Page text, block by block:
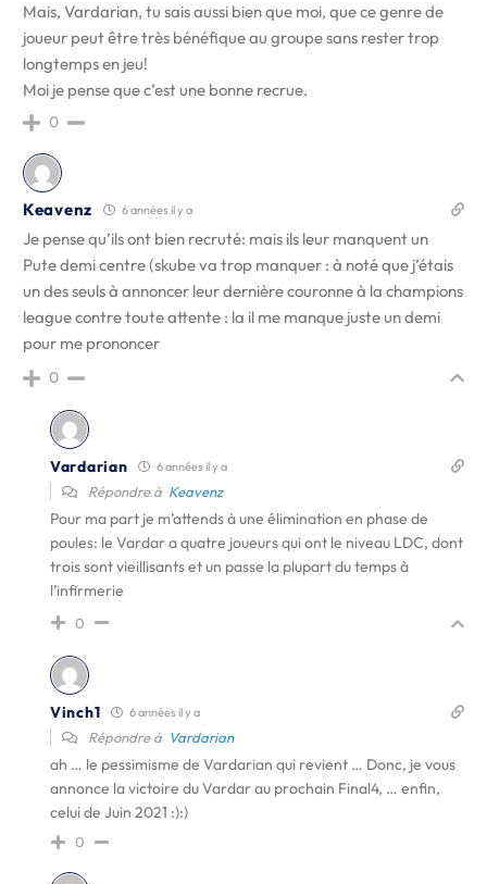
Mais, Vardarian, tu sais aussi bien que moi, que ce genre de
joueur peut être très bénéfique au groupe sans rester trop
longtemps en jeu!
Moi je pense que c’est une bonne recrue.
0
Keavenz 6 années il y a
Je pense qu’ils ont bien recruté: mais ils leur manquent un
Pute demi centre (skube va trop manquer : à noté que j’étais
un des seuls à annoncer leur dernière couronne à la champions
league contre toute attente : la il me manque juste un demi
pour me prononcer
0
Vardarian 6 années il y a
Répondre à Keavenz
Pour ma part je m’attends à une élimination en phase de
poules: le Vardar a quatre joueurs qui ont le niveau LDC, dont
trois sont vieillisants et un passe la plupart du temps à
l’infirmerie
0
Vinch1 6 années il y a
Répondre à Vardarian
ah … le pessimisme de Vardarian qui revient … Donc, je vous
annonce la victoire du Vardar au prochain Final4, … enfin,
celui de Juin 2021 :):)
0